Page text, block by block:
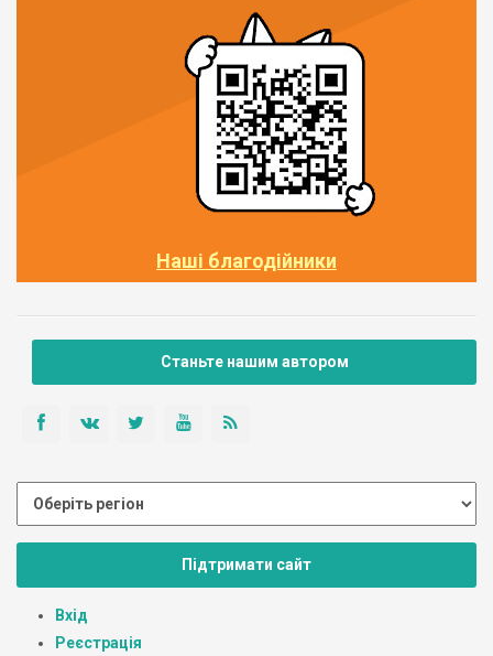
Наші благодійники
Станьте нашим автором
Підтримати сайт
Вхід
Реєстрація